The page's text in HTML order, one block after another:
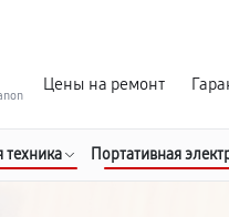
Цены на ремонт
техника Портативная